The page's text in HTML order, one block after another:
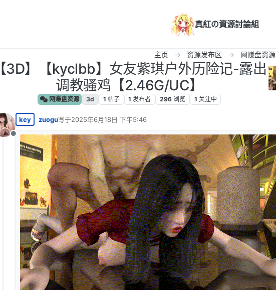
真紅の資源討論組
主页 资源发布区 网赚盘资源
【3D】【kyclbb】女友紫琪户外历险记-露出
调教骚鸡【2.46G/UC】
网赚盘资源 3d 1 帖子 1 发布者 296 浏览 1 关注中
离线
key zuogu写于2025年6月18日 下午5:46
最后由 编辑